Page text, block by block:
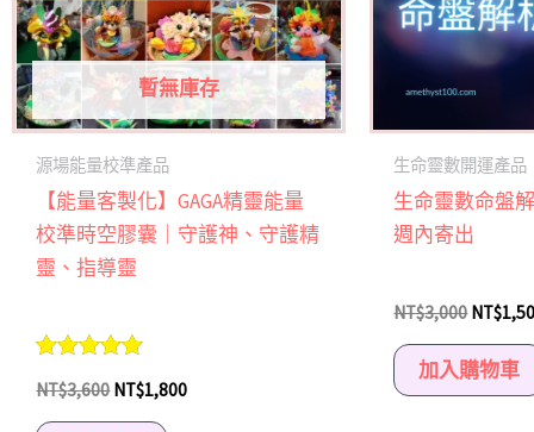
暫無庫存
源場能量校準產品
【能量客製化】GAGA精靈能量
校準時空膠囊｜守護神、守護精
靈、指導靈
5.00
NT$3,600 NT$1,800
款
式。
可
在
品
頁
面
項
生命靈數開運產品
生命靈數命盤
週內寄出
NT$3,000 NT$
加入購物車